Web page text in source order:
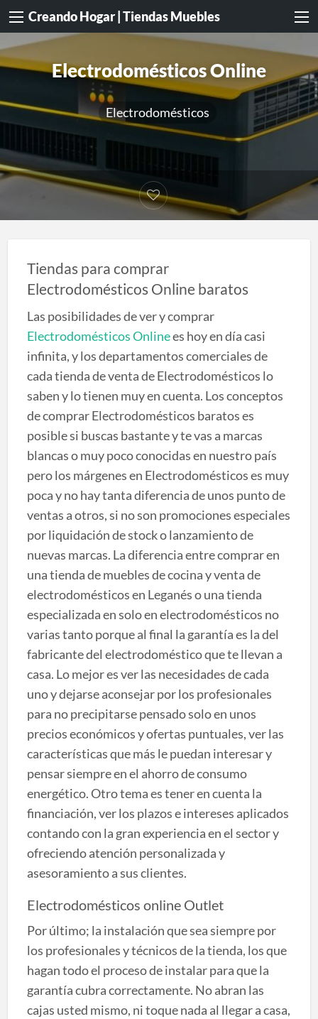
Creando Hogar | Tiendas Muebles
Electrodomésticos Online
Electrodomésticos
Tiendas para comprar
Electrodomésticos Online baratos
Las posibilidades de ver y comprar
Electrodomésticos Onlinees hoy en día casi
infinita, y los departamentos comerciales de
cada tienda de venta de Electrodomésticos lo
saben y lo tienen muy en cuenta. Los conceptos
de comprar Electrodomésticos baratos es
posible si buscas bastante y te vas a marcas
blancas o muy poco conocidas en nuestro país
pero los márgenes en Electrodomésticos es muy
poca y no hay tanta diferencia de unos punto de
ventas a otros, si no son promociones especiales
por liquidación de stock o lanzamiento de
nuevas marcas. La diferencia entre comprar en
una tienda de muebles de cocina y venta de
electrodomésticos en Leganés o una tienda
especializada en solo en electrodomésticos no
varias tanto porque al final la garantía es la del
fabricante del electrodoméstico que te llevan a
casa. Lo mejor es ver las necesidades de cada
uno y dejarse aconsejar por los profesionales
para no precipitarse pensado solo en unos
precios económicos y ofertas puntuales, ver las
características que más le puedan interesar y
pensar siempre en el ahorro de consumo
energético. Otro tema es tener en cuenta la
financiación, ver los plazos e intereses aplicados
contando con la gran experiencia en el sector y
ofreciendo atención personalizada y
asesoramiento a sus clientes.
Electrodomésticos online Outlet
Por último; la instalación que sea siempre por
los profesionales y técnicos de la tienda, los que
hagan todo el proceso de instalar para que la
garantía cubra correctamente. No abran las
cajas usted mismo, ni toque nada al llegar a casa,